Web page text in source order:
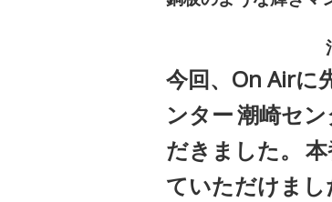
今回、On Airに
ンター潮崎セ
だきました。
ていただけま